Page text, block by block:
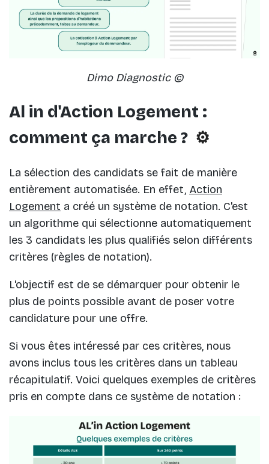
Dimo Diagnostic ©
Al in d'Action Logement :
comment ça marche ? ⚙️
La sélection des candidats se fait de manière
entièrement automatisée. En effet, Action
Logement a créé un système de notation. C'est
un algorithme qui sélectionne automatiquement
les 3 candidats les plus qualifiés selon différents
critères (règles de notation).
L'objectif est de se démarquer pour obtenir le
plus de points possible avant de poser votre
candidature pour une offre.
Si vous êtes intéressé par ces critères, nous
avons inclus tous les critères dans un tableau
récapitulatif. Voici quelques exemples de critères
pris en compte dans ce système de notation :